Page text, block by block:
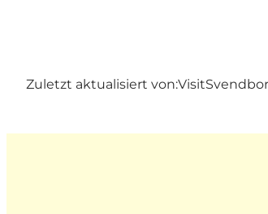
Zuletzt aktualisiert von: